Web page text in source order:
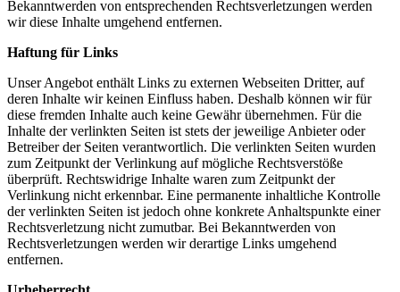
Bekanntwerden von entsprechenden Rechtsverletzungen werden
wir diese Inhalte umgehend entfernen.
Haftung für Links
Unser Angebot enthält Links zu externen Webseiten Dritter, auf
deren Inhalte wir keinen Einfluss haben. Deshalb können wir für
diese fremden Inhalte auch keine Gewähr übernehmen. Für die
Inhalte der verlinkten Seiten ist stets der jeweilige Anbieter oder
Betreiber der Seiten verantwortlich. Die verlinkten Seiten wurden
zum Zeitpunkt der Verlinkung auf mögliche Rechtsverstöße
überprüft. Rechtswidrige Inhalte waren zum Zeitpunkt der
Verlinkung nicht erkennbar. Eine permanente inhaltliche Kontrolle
der verlinkten Seiten ist jedoch ohne konkrete Anhaltspunkte einer
Rechtsverletzung nicht zumutbar. Bei Bekanntwerden von
Rechtsverletzungen werden wir derartige Links umgehend
entfernen.